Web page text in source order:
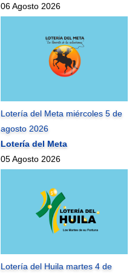
06 Agosto 2026
Lotería del Meta miércoles 5 de
agosto 2026
Lotería del Meta
05 Agosto 2026
Lotería del Huila martes 4 de